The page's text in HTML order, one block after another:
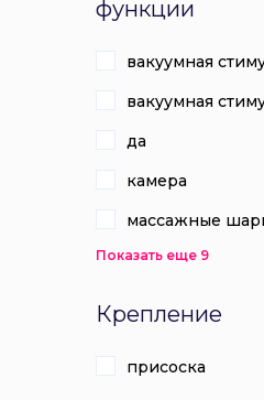
функции
вакуумная
вакуумная
да
камера
массажные
Показать еще 9
Крепление
присоска